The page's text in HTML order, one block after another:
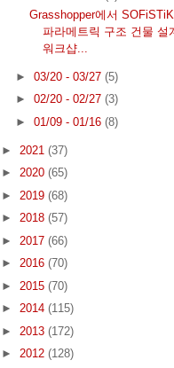
Grasshopper에서
파라메트릭 구조 건물 설
워크샵...
► 03/20 - 03/27 (5)
► 02/20 - 02/27 (3)
► 01/09 - 01/16 (8)
► 2021 (37)
► 2020 (65)
► 2019 (68)
► 2018 (57)
► 2017 (66)
► 2016 (70)
► 2015 (70)
► 2014 (115)
► 2013 (172)
► 2012 (128)